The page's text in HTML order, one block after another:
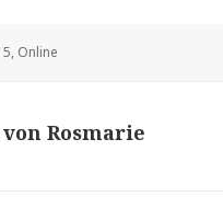
, Online
Rosmarie